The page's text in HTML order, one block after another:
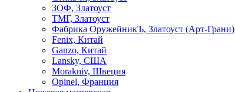
ЗОФ, Златоуст
ТМГ, Златоуст
Фабрика ОружейникЪ, Златоуст (Арт-Грани)
Fenix, Китай
Ganzo, Китай
Lansky, США
Morakniv, Швеция
Opinel, Франция